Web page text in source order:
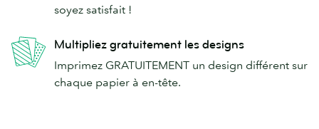
soyez satisfait !
Multipliez gratuitement les designs
Imprimez GRATUITEMENT un design différent sur
chaque papier à en-tête.